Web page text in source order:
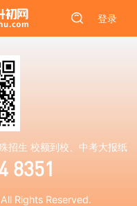
登录
招生 校额到校、中考大报纸
8351
All Rights Reserved.